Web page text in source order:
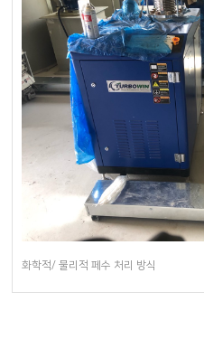
화학적/ 물리적 페수 처리 방식